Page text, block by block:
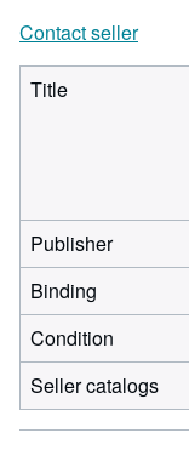
Contact seller
Title
Publisher
Binding
Condition
Seller catalogs